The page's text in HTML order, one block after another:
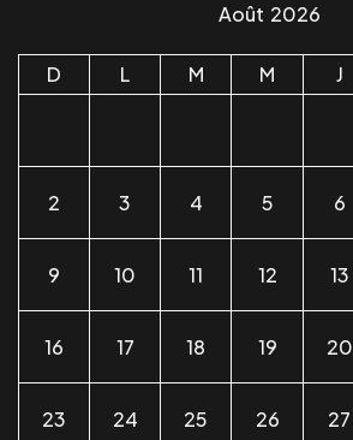
Août 2026
D L M M J
2 3 4 5 6
9 10 11 12 13
16 17 18 19 20
23 24 25 26 27